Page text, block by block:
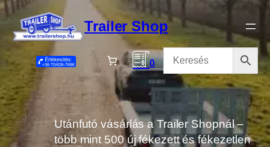
Ugrás
tartalomhoz
Trailer Shop
0
Utánfutó vásárlás a Trailer Shopnál –
több mint 500 új fékezett és fékezetlen